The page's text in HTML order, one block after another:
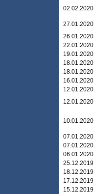
02.02.2020
27.01.2020
26.01.2020
22.01.2020
19.01.2020
18.01.2020
18.01.2020
16.01.2020
12.01.2020
12.01.2020
10.01.2020
07.01.2020
07.01.2020
06.01.2020
25.12.2019
18.12.2019
17.12.2019
15.12.2019